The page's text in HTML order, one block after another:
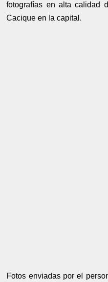
fotografías en alta calidad
Cacique en la capital.
Fotos enviadas por el